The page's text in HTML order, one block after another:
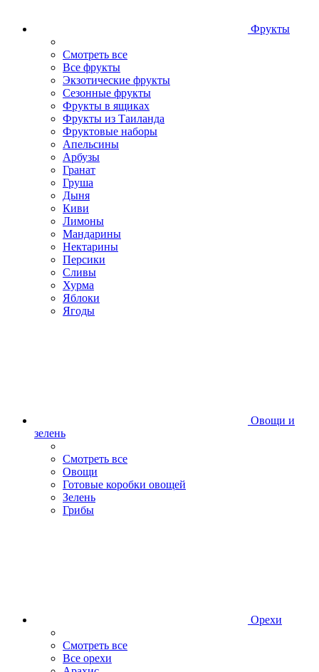
Фрукты
Смотреть все
Все фрукты
Экзотические фрукты
Сезонные фрукты
Фрукты в ящиках
Фрукты из Таиланда
Фруктовые наборы
Апельсины
Арбузы
Гранат
Груша
Дыня
Киви
Лимоны
Мандарины
Нектарины
Персики
Сливы
Хурма
Яблоки
Ягоды
Овощи и
зелень
Смотреть все
Овощи
Готовые коробки овощей
Зелень
Грибы
Орехи
Смотреть все
Все орехи